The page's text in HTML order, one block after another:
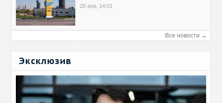
20 апр, 14:01
Все новости →
Эксклюзив